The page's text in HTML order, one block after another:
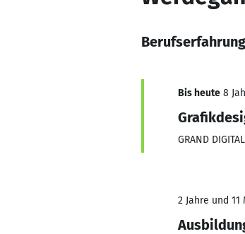
Bis heute 8
GRAND
2 Jahre und 11